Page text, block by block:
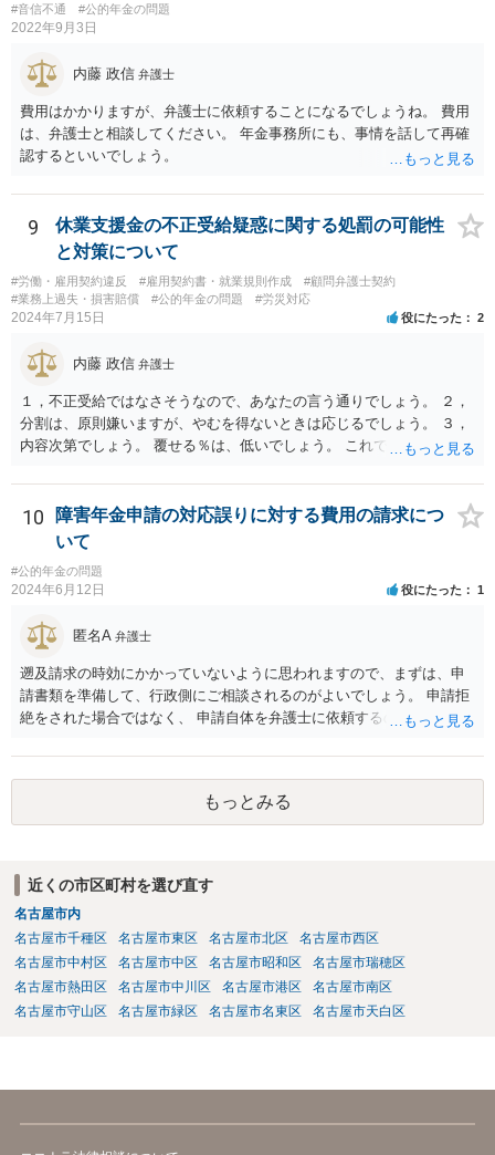
#音信不通 #公的年金の問題
2022年9月3日
内藤 政信 弁護士
費用はかかりますが、弁護士に依頼することになるでしょうね。 費用
は、弁護士と相談してください。 年金事務所にも、事情を話して再確
認するといいでしょう。
9
休業支援金の不正受給疑惑に関する処罰の可能性
と対策について
#労働・雇用契約違反 #雇用契約書・就業規則作成
#顧問弁護士契約
#業務上過失・損害賠償
#公的年金の問題 #労災対応
2024年7月15日 役にたった 2
内藤 政信 弁護士
１，不正受給ではなさそうなので、あなたの言う通りでしょう。 ２，
分割は、原則嫌いますが、やむを得ないときは応じるでしょう。 ３，
内容次第でしょう。 覆せる％は、低いでしょう。 これで終わります。
10
障害年金申請の対応誤りに対する費用の請求につ
いて
#公的年金の問題
2024年6月12日 役にたった 1
匿名A 弁護士
遡及請求の時効にかかっていないように思われますので、まずは、申
請書類を準備して、行政側にご相談されるのがよいでしょう。 申請拒
絶をされた場合ではなく、 申請自体を弁護士に依頼するのは費用対効
もっとみる
近くの市区町村を選び直す
名古屋市内
名古屋市千種区
名古屋市東区 名古屋市北区
名古屋市西区
名古屋市中村区
名古屋市中区 名古屋市昭和区
名古屋市瑞穂区
名古屋市熱田区
名古屋市中川区 名古屋市港区
名古屋市南区
名古屋市守山区
名古屋市緑区 名古屋市名東区 名古屋市天白区